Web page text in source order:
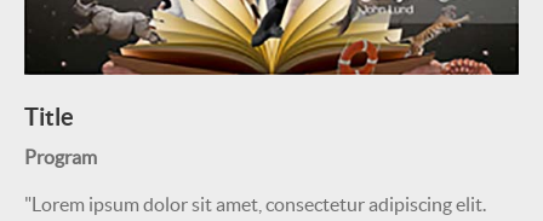
Title
Program
"Lorem ipsum dolor sit amet, consectetur adipiscing elit.